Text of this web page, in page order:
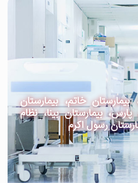
بیمارستان خاتم، بیمارستان
بیمارستان بینا، نظام
رسول اکرم